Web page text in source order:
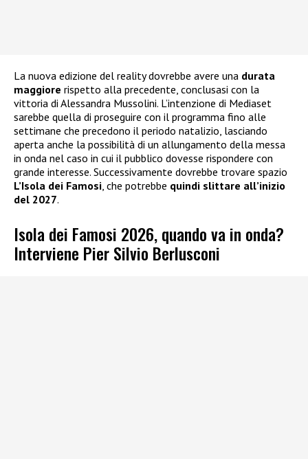
La nuova edizione del reality dovrebbe avere una durata
maggiore rispetto alla precedente, conclusasi con la
vittoria di Alessandra Mussolini. L’intenzione di Mediaset
sarebbe quella di proseguire con il programma fino alle
settimane che precedono il periodo natalizio, lasciando
aperta anche la possibilità di un allungamento della messa
in onda nel caso in cui il pubblico dovesse rispondere con
grande interesse. Successivamente dovrebbe trovare spazio
L’Isola dei Famosi , che potrebbe quindi slittare all’inizio
del 2027.
Isola dei Famosi 2026, quando va in onda?
Interviene Pier Silvio Berlusconi